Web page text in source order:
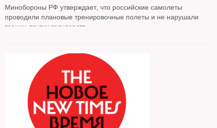
самолетов
Минобороны РФ утверждает, что российские самолеты
проводили плановые тренировочные полеты и не нарушали
границ других государств